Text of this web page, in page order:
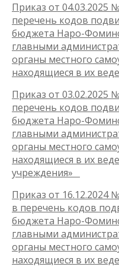
Приказ от 04.03.2025
перечень кодов
бюджета Наро-
главными
органы местного
находящиеся в их
Приказ от 03.02.2025
перечень кодов
бюджета Наро-
главными
органы местного
находящиеся в их
учреждения»
Приказ от 16.12.2024
в перечень кодов
бюджета Наро-
главными
органы местного
находящиеся в их